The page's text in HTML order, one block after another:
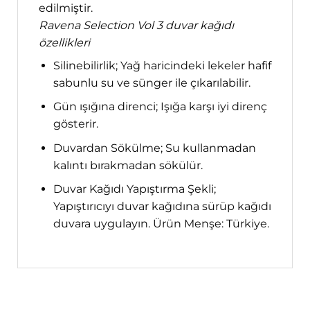
edilmiştir.
Ravena Selection Vol 3 duvar kağıdı
özellikleri
Silinebilirlik; Yağ haricindeki lekeler hafif
sabunlu su ve sünger ile çıkarılabilir.
Gün ışığına direnci; Işığa karşı iyi direnç
gösterir.
Duvardan Sökülme; Su kullanmadan
kalıntı bırakmadan sökülür.
Duvar Kağıdı Yapıştırma Şekli;
Yapıştırıcıyı duvar kağıdına sürüp kağıdı
duvara uygulayın. Ürün Menşe: Türkiye.